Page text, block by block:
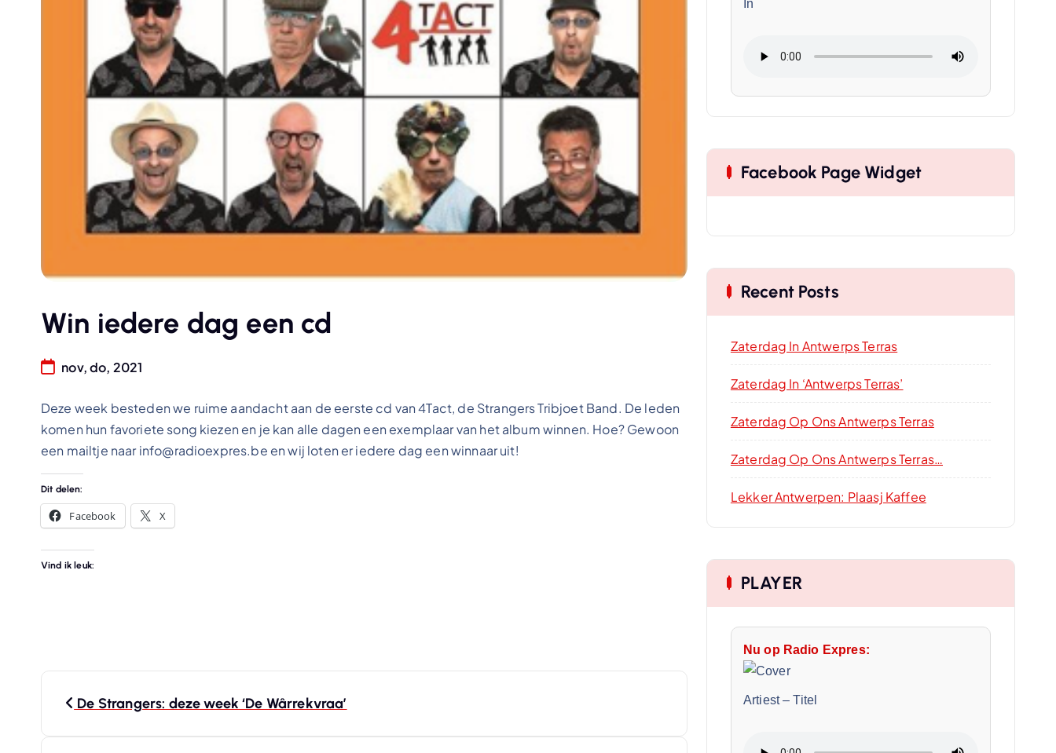
Win iedere dag een cd
nov, do, 2021
Deze week besteden we ruime aandacht aan de eerste cd van 4Tact, de Strangers Tribjoet Band. De leden
komen hun favoriete song kiezen en je kan alle dagen een exemplaar van het album winnen. Hoe? Gewoon
een mailtje naar info@radioexpres.be en wij loten er iedere dag een winnaar uit!
Dit delen:
Facebook X
Vind ik leuk:
De Strangers: deze week ‘De Wârrekvraa’
In
Facebook Page Widget
Recent Posts
Zaterdag In Antwerps Terras
Zaterdag In ‘Antwerps Terras’
Zaterdag Op Ons Antwerps Terras
Zaterdag Op Ons Antwerps Terras…
Lekker Antwerpen: Plaasj Kaffee
PLAYER
Nu op Radio Expres:
Artiest–Titel